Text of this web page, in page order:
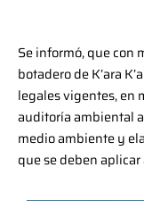
Se informó, que con
botadero de K’ara
legales vigentes, en
auditoría ambiental
medio ambiente y
que se deben aplicar